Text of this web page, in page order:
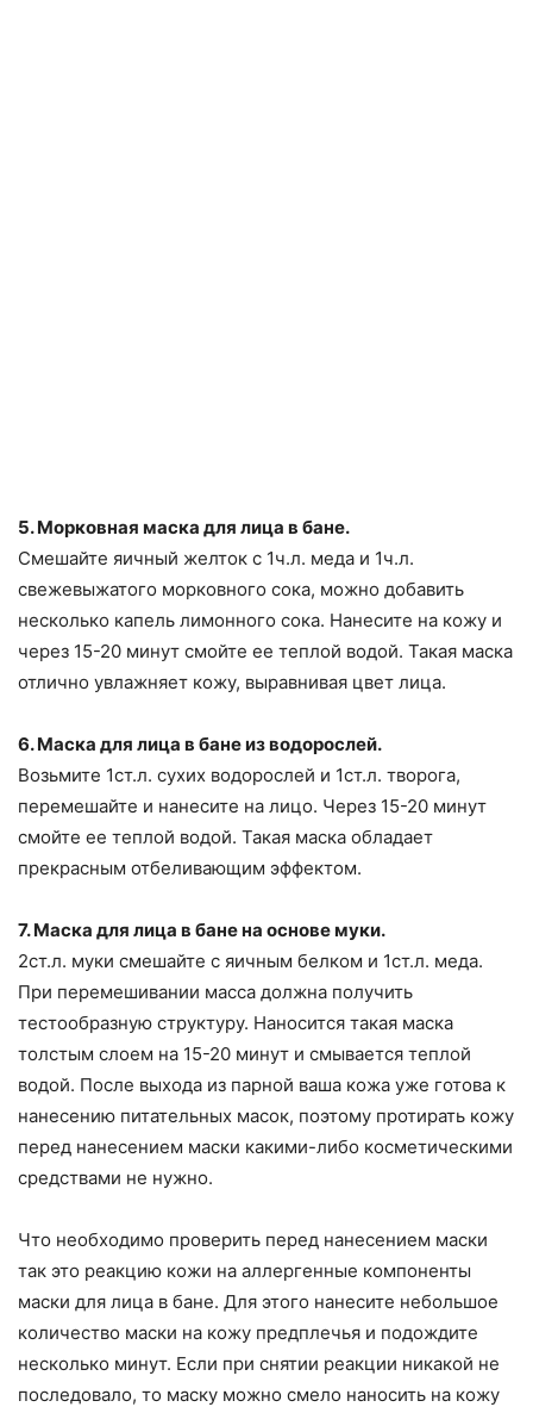
5. Морковная маска для лица в бане.
Смешайте яичный желток с 1ч.л. меда и 1ч.л.
свежевыжатого морковного сока, можно добавить
несколько капель лимонного сока. Нанесите на кожу и
через 15-20 минут смойте ее теплой водой. Такая маска
отлично увлажняет кожу, выравнивая цвет лица.
6. Маска для лица в бане из водорослей.
Возьмите 1ст.л. сухих водорослей и 1ст.л. творога,
перемешайте и нанесите на лицо. Через 15-20 минут
смойте ее теплой водой. Такая маска обладает
прекрасным отбеливающим эффектом.
7. Маска для лица в бане на основе муки.
2ст.л. муки смешайте с яичным белком и 1ст.л. меда.
При перемешивании масса должна получить
тестообразную структуру. Наносится такая маска
толстым слоем на 15-20 минут и смывается теплой
водой. После выхода из парной ваша кожа уже готова к
нанесению питательных масок, поэтому протирать кожу
перед нанесением маски какими-либо косметическими
средствами не нужно.
Что необходимо проверить перед нанесением маски
так это реакцию кожи на аллергенные компоненты
маски для лица в бане. Для этого нанесите небольшое
количество маски на кожу предплечья и подождите
несколько минут. Если при снятии реакции никакой не
последовало, то маску можно смело наносить на кожу